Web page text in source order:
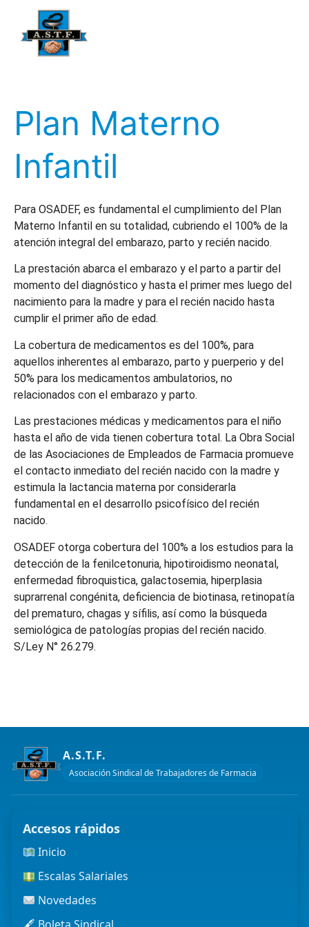
Plan Materno
Infantil
Para OSADEF, es fundamental el cumplimiento del Plan
Materno Infantil en su totalidad, cubriendo el 100% de la
atención integral del embarazo, parto y recién nacido.
La prestación abarca el embarazo y el parto a partir del
momento del diagnóstico y hasta el primer mes luego del
nacimiento para la madre y para el recién nacido hasta
cumplir el primer año de edad.
La cobertura de medicamentos es del 100%, para
aquellos inherentes al embarazo, parto y puerperio y del
50% para los medicamentos ambulatorios, no
relacionados con el embarazo y parto.
Las prestaciones médicas y medicamentos para el niño
hasta el año de vida tienen cobertura total. La Obra Social
de las Asociaciones de Empleados de Farmacia promueve
el contacto inmediato del recién nacido con la madre y
estimula la lactancia materna por considerarla
fundamental en el desarrollo psicofísico del recién
nacido.
OSADEF otorga cobertura del 100% a los estudios para la
detección de la fenilcetonuria, hipotiroidismo neonatal,
enfermedad fibroquistica, galactosemia, hiperplasia
suprarrenal congénita, deficiencia de biotinasa, retinopatía
del prematuro, chagas y sífilis, así como la búsqueda
semiológica de patologías propias del recién nacido.
S/Ley N° 26.279.
A.S.T.F.
Asociación Sindical de Trabajadores de Farmacia
Accesos rápidos
Inicio
Escalas Salariales
Novedades